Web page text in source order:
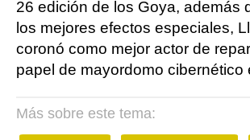
26 edición de los Goya, además
los mejores efectos especiales,
coronó como mejor actor de
papel de mayordomo cibernético
Más sobre este tema: